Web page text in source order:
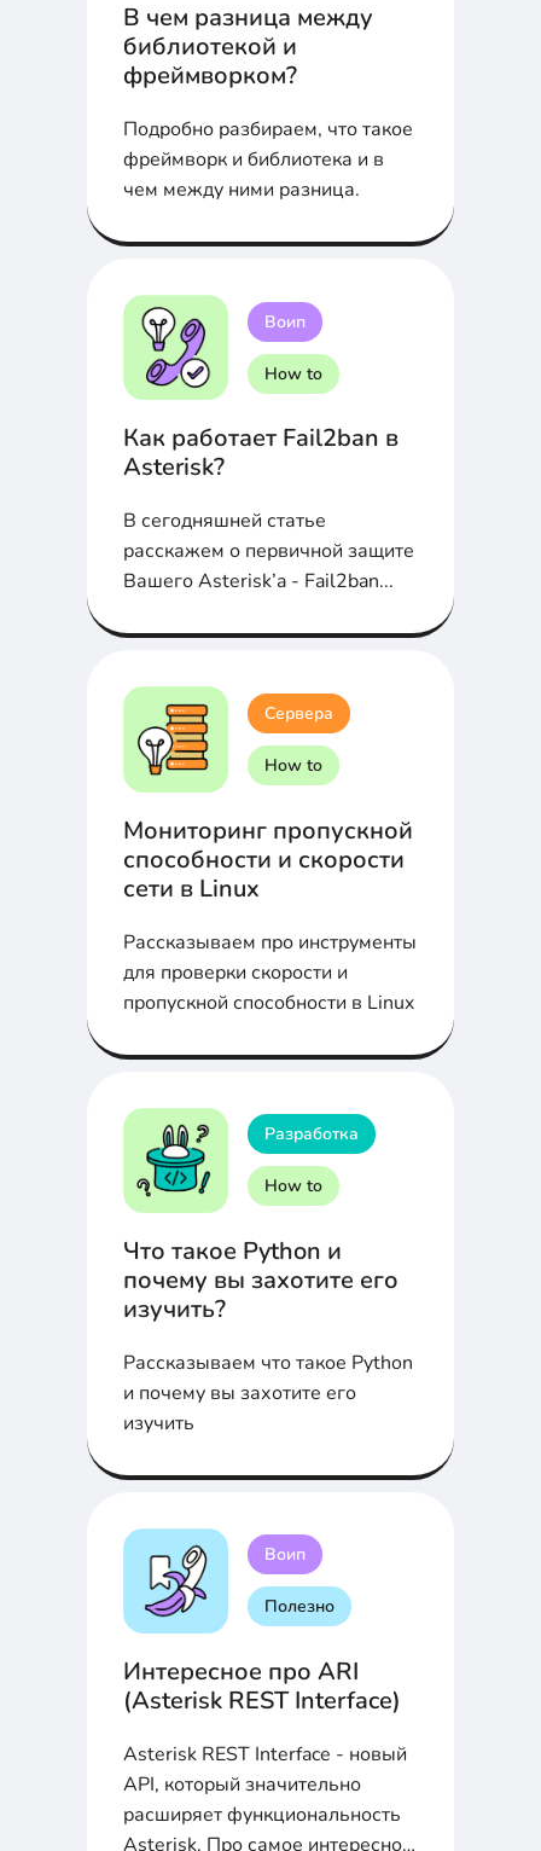
В чем разница между
библиотекой и
фреймворком?
Подробно разбираем, что такое
фреймворк и библиотека и в
чем между ними разница.
Воип
How to
Как работает Fail2ban в
Asterisk?
В сегодняшней статье
расскажем о первичной защите
Вашего Asterisk’a - Fail2ban...
Сервера
How to
Мониторинг пропускной
способности и скорости
сети в Linux
Рассказываем про инструменты
для проверки скорости и
пропускной способности в Linux
Разработка
How to
Что такое Python и
почему вы захотите его
изучить?
Рассказываем что такое Python
и почему вы захотите его
изучить
Воип
Полезно
Интересное про ARI
(Asterisk REST Interface)
Asterisk REST Interface - новый
API, который значительно
расширяет функциональность
Asterisk. Про самое интересное